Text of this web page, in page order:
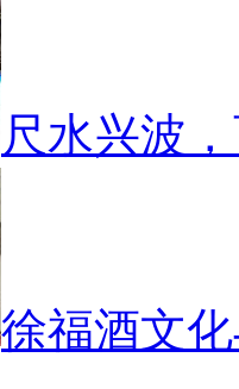
尺水兴波
徐福酒文